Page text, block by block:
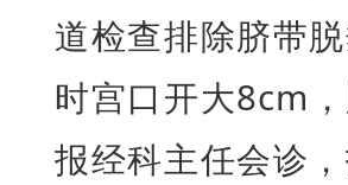
道检查排除脐带
时宫口开大8cm
报经科主任会诊